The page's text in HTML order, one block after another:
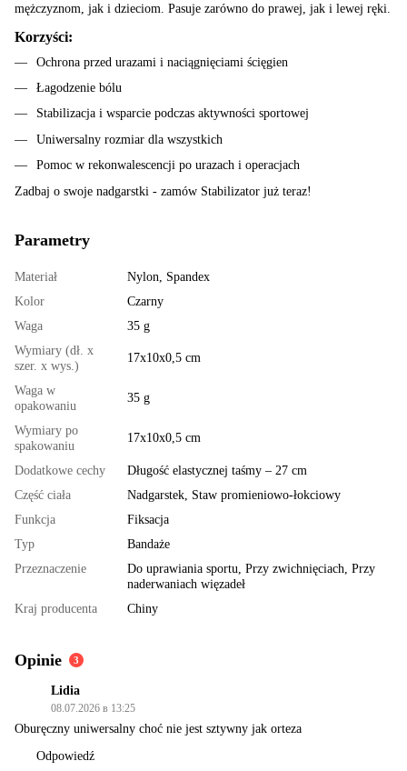
mężczyznom, jak i dzieciom. Pasuje zarówno do prawej, jak i lewej ręki.
Korzyści:
Ochrona przed urazami i naciągnięciami ścięgien
Łagodzenie bólu
Stabilizacja i wsparcie podczas aktywności sportowej
Uniwersalny rozmiar dla wszystkich
Pomoc w rekonwalescencji po urazach i operacjach
Zadbaj o swoje nadgarstki - zamów Stabilizator już teraz!
Parametry
Materiał
Nylon, Spandex
Kolor
Czarny
Waga
35 g
Wymiary (dł. x
szer. x wys.)
17x10x0,5 cm
Waga w
opakowaniu
35 g
Wymiary po
spakowaniu
17x10x0,5 cm
Dodatkowe cechy
Długość elastycznej taśmy – 27 cm
Część ciała
Nadgarstek, Staw promieniowo-łokciowy
Funkcja
Fiksacja
Typ
Bandaże
Przeznaczenie
Do uprawiania sportu, Przy zwichnięciach, Przy
naderwaniach więzadeł
Kraj producenta
Chiny
Opinie 3
Lidia
08.07.2026 в 13:25
Oburęczny uniwersalny choć nie jest sztywny jak orteza
Odpowiedź